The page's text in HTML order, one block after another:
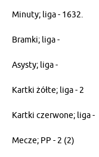
Minuty; liga - 1632.
Bramki; liga -
Asysty; liga -
Kartki żółte; liga - 2
Kartki czerwone; liga -
Mecze; PP - 2 (2)